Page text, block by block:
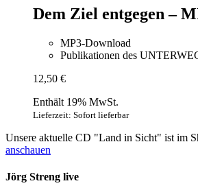
Dem Ziel entgegen –
MP3-Download
Publikationen des
12,50 €
Enthält 19% MwSt.
Lieferzeit: Sofort lieferbar
Unsere aktuelle CD "Land in Sicht" ist im
anschauen
Jörg Streng live